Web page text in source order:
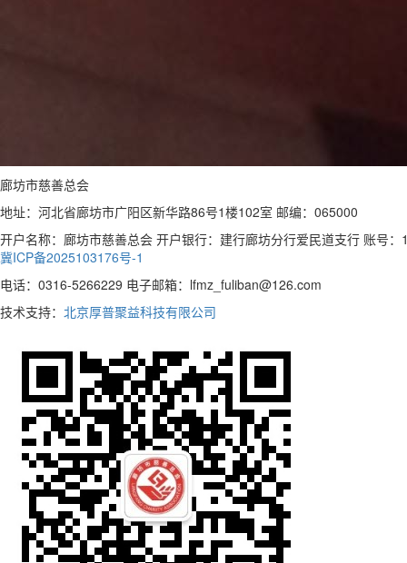
廊坊市慈善总会
地址：河北省廊坊市广阳区新华路86号1楼102室 邮编：065000
开户名称：廊坊市慈善总会 开户银行：建行廊坊分行爱民道支行 账号
冀ICP备2025103176号-1
电话：0316-5266229 电子邮箱：lfmz_fuliban@126.com
技术支持： 北京厚普聚益科技有限公司